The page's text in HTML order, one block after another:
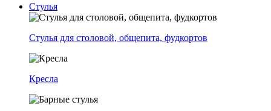
Стулья
Стулья для столовой, общепита, фудкортов
Кресла